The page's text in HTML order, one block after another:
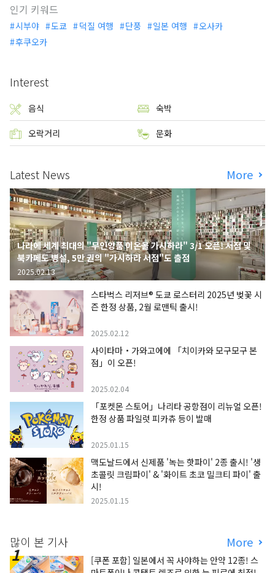
인기 키워드
시부야 도쿄 덕질 여행 단풍 일본 여행
오사카
후쿠오카
Interest
음식 숙박
오락거리 문화
Latest News More
나라에 세계 최대의 "무인양품 이온몰 가시하라" 3/1 오픈! 서점 및
북카페도 병설, 5만 권의 "가시하라 서점"도 출점
2025.02.13
스타벅스 리저브® 도쿄 로스터리 2025년 벚꽃 시
즌 한정 상품, 2월 로맨틱 출시!
2025.02.12
사이타마・가와고에에 「치이카와 모구모구 본
점」이 오픈!
2025.02.04
「포켓몬 스토어」나리타 공항점이 리뉴얼 오픈!
한정 상품 파일럿 피카츄 등이 발매
2025.01.15
맥도날드에서 신제품 '녹는 핫파이' 2종 출시! '생
초콜릿 크림파이' & '화이트 초코 밀크티 파이' 출
시!
2025.01.15
많이 본 기사 More
[쿠폰 포함] 일본에서 꼭 사야하는 안약 12종! 스